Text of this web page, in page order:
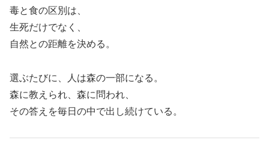
毒と食の区別は、
生死だけでなく、
自然との距離を決める。
選ぶたびに、人は森の一部になる。
森に教えられ、森に問われ、
その答えを毎日の中で出し続けている。